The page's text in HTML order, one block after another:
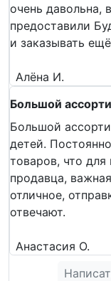
очень давольна,
предоставили
и заказывать
Алёна И.
Большой
Большой
детей.
товаров, что для
продавца,
отличное,
отвечают.
Анастасия О.